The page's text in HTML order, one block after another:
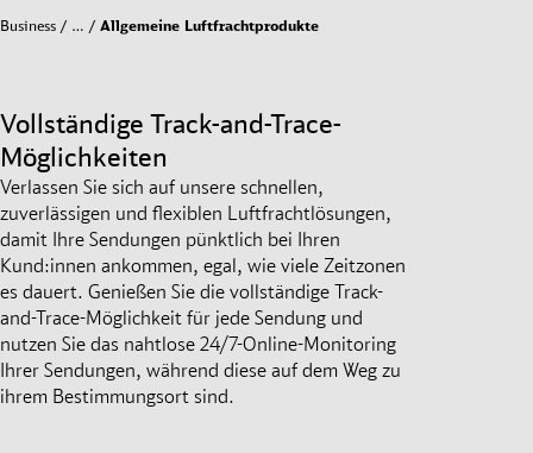
Business … Allgemeine Luftfrachtprodukte
Vollständige Track-and-Trace-
Möglichkeiten
Verlassen Sie sich auf unsere schnellen,
zuverlässigen und flexiblen Luftfrachtlösungen,
damit Ihre Sendungen pünktlich bei Ihren
Kund:innen ankommen, egal, wie viele Zeitzonen
es dauert. Genießen Sie die vollständige Track-
and-Trace-Möglichkeit für jede Sendung und
nutzen Sie das nahtlose 24/7-Online-Monitoring
Ihrer Sendungen, während diese auf dem Weg zu
ihrem Bestimmungsort sind.